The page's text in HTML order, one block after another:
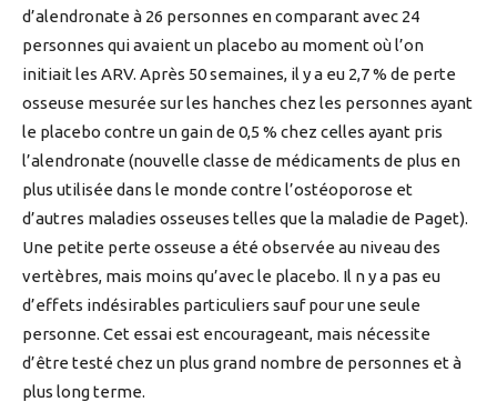
d’alendronate à 26 personnes en comparant avec 24
personnes qui avaient un placebo au moment où l’on
initiait les ARV. Après 50 semaines, il y a eu 2,7 % de perte
osseuse mesurée sur les hanches chez les personnes ayant
le placebo contre un gain de 0,5 % chez celles ayant pris
l’alendronate (nouvelle classe de médicaments de plus en
plus utilisée dans le monde contre l’ostéoporose et
d’autres maladies osseuses telles que la maladie de Paget).
Une petite perte osseuse a été observée au niveau des
vertèbres, mais moins qu’avec le placebo. Il n y a pas eu
d’effets indésirables particuliers sauf pour une seule
personne. Cet essai est encourageant, mais nécessite
d’être testé chez un plus grand nombre de personnes et à
plus long terme.